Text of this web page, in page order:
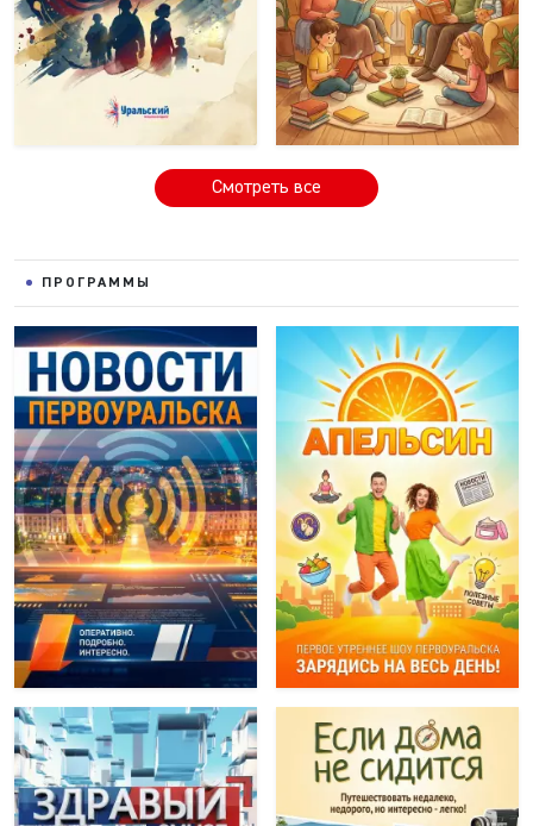
Смотреть все
ПРОГРАММЫ